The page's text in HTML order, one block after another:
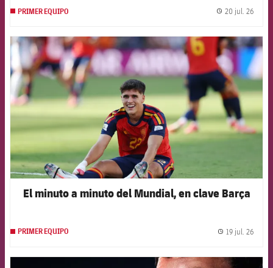
PRIMER EQUIPO 20 jul. 26
FCB Barcelona badge
El minuto a minuto del Mundial, en clave Barça
PRIMER EQUIPO 19 jul. 26
FCB Barcelona badge